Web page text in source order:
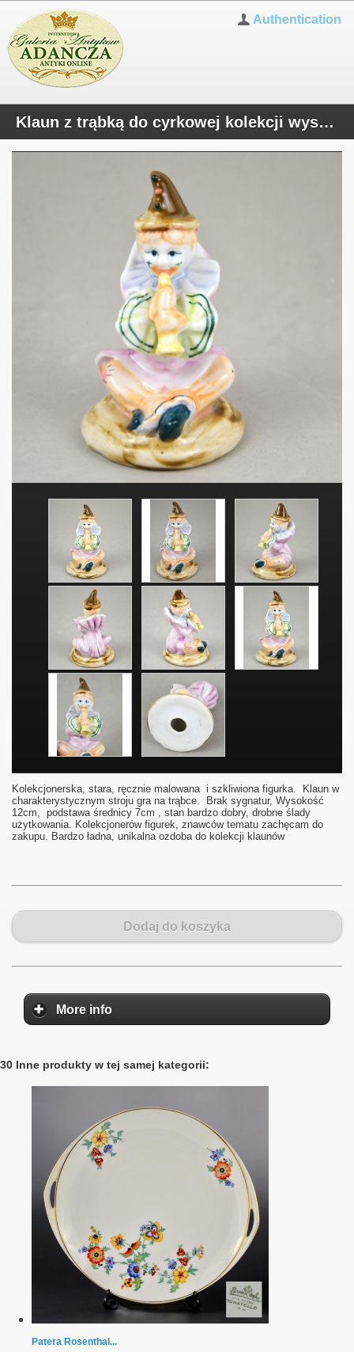
Authentication
Klaun z trąbką do cyrkowej kolekcji wys.12cm
Kolekcjonerska, stara, ręcznie malowana i szkliwiona figurka. Klaun w
charakterystycznym stroju gra na trąbce. Brak sygnatur, Wysokość
12cm, podstawa średnicy 7cm , stan bardzo dobry, drobne ślady
użytkowania. Kolekcjonerów figurek, znawców tematu zachęcam do
zakupu. Bardzo ładna, unikalna ozdoba do kolekcji klaunów
Dodaj do koszyka
More info
30 Inne produkty w tej samej kategorii:
Patera Rosenthal...